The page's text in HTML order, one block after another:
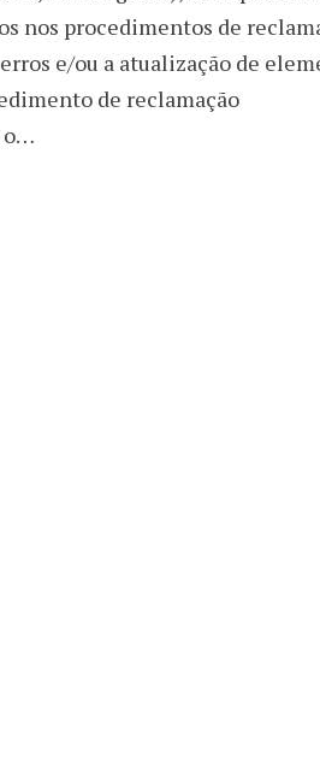
nos procedimentos de
e/ou a atualização de
de reclamação
o…